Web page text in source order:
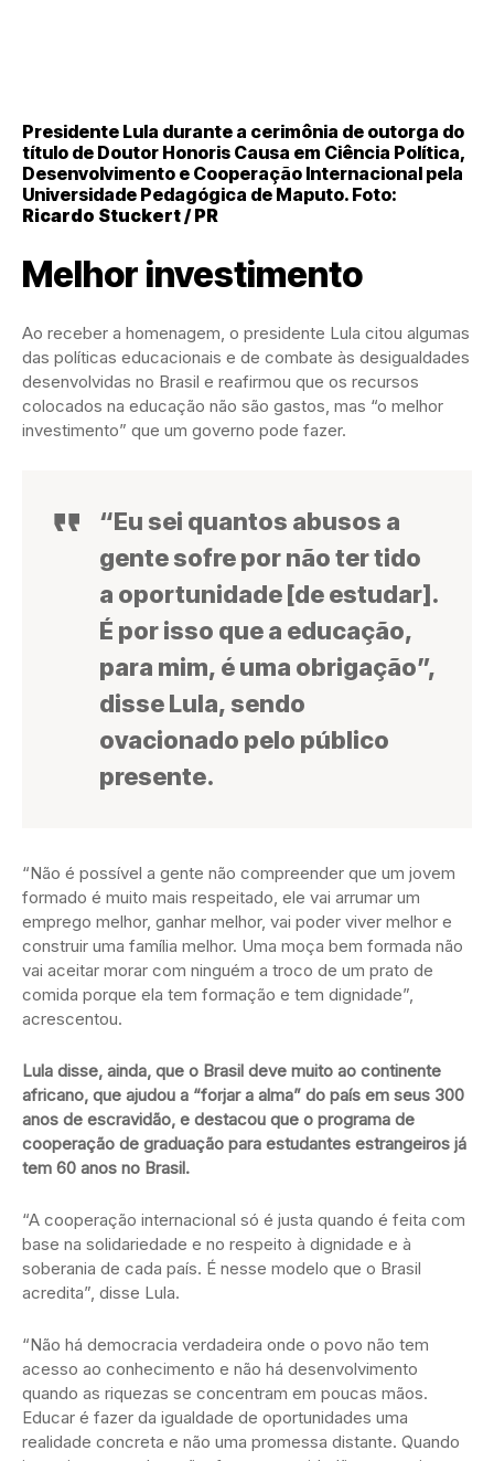
Presidente Lula durante a cerimônia de outorga do
título de Doutor Honoris Causa em Ciência Política,
Desenvolvimento e Cooperação Internacional pela
Universidade Pedagógica de Maputo. Foto:
Ricardo Stuckert / PR
Melhor investimento
Ao receber a homenagem, o presidente Lula citou algumas
das políticas educacionais e de combate às desigualdades
desenvolvidas no Brasil e reafirmou que os recursos
colocados na educação não são gastos, mas “o melhor
investimento” que um governo pode fazer.
“Eu sei quantos abusos a
gente sofre por não ter tido
a oportunidade [de estudar].
É por isso que a educação,
para mim, é uma obrigação”,
disse Lula, sendo
ovacionado pelo público
presente.
“Não é possível a gente não compreender que um jovem
formado é muito mais respeitado, ele vai arrumar um
emprego melhor, ganhar melhor, vai poder viver melhor e
construir uma família melhor. Uma moça bem formada não
vai aceitar morar com ninguém a troco de um prato de
comida porque ela tem formação e tem dignidade”,
acrescentou.
Lula disse, ainda, que o Brasil deve muito ao continente
africano, que ajudou a “forjar a alma” do país em seus 300
anos de escravidão, e destacou que o programa de
cooperação de graduação para estudantes estrangeiros já
tem 60 anos no Brasil.
“A cooperação internacional só é justa quando é feita com
base na solidariedade e no respeito à dignidade e à
soberania de cada país. É nesse modelo que o Brasil
acredita”, disse Lula.
“Não há democracia verdadeira onde o povo não tem
acesso ao conhecimento e não há desenvolvimento
quando as riquezas se concentram em poucas mãos.
Educar é fazer da igualdade de oportunidades uma
realidade concreta e não uma promessa distante. Quando